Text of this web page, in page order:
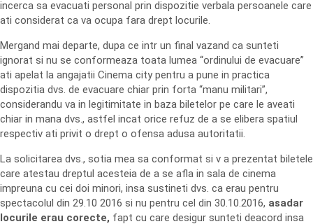
incerca sa evacuati personal prin dispozitie verbala persoanele care
ati considerat ca va ocupa fara drept locurile.
Mergand mai departe, dupa ce intr un final vazand ca sunteti
ignorat si nu se conformeaza toata lumea “ordinului de evacuare”
ati apelat la angajatii Cinema city pentru a pune in practica
dispozitia dvs. de evacuare chiar prin forta “manu militari”,
considerandu va in legitimitate in baza biletelor pe care le aveati
chiar in mana dvs., astfel incat orice refuz de a se elibera spatiul
respectiv ati privit o drept o ofensa adusa autoritatii.
La solicitarea dvs., sotia mea sa conformat si v a prezentat biletele
care atestau dreptul acesteia de a se afla in sala de cinema
impreuna cu cei doi minori, insa sustineti dvs. ca erau pentru
spectacolul din 29.10 2016 si nu pentru cel din 30.10.2016, asadar
locurile erau corecte, fapt cu care desigur sunteti deacord insa